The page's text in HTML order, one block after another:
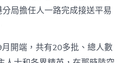
局擔任人一路完成接送平易
開端，共有20多批、總人數